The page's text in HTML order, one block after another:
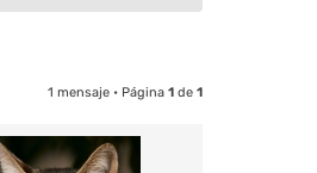
1 mensaje • Página 1 de 1